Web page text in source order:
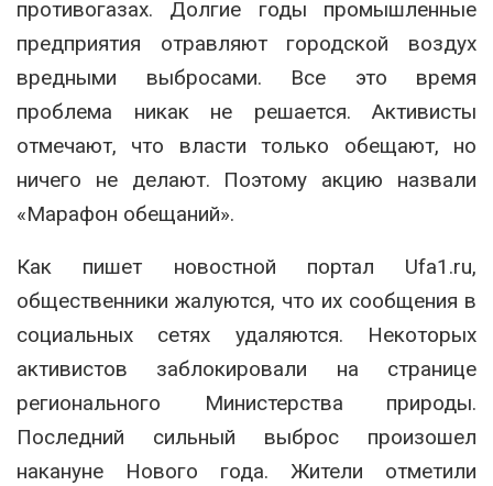
противогазах. Долгие годы промышленные
предприятия отравляют городской воздух
вредными выбросами. Все это время
проблема никак не решается. Активисты
отмечают, что власти только обещают, но
ничего не делают. Поэтому акцию назвали
«Марафон обещаний».
Как пишет новостной портал Ufa1.ru,
общественники жалуются, что их сообщения в
социальных сетях удаляются. Некоторых
активистов заблокировали на странице
регионального Министерства природы.
Последний сильный выброс произошел
накануне Нового года. Жители отметили